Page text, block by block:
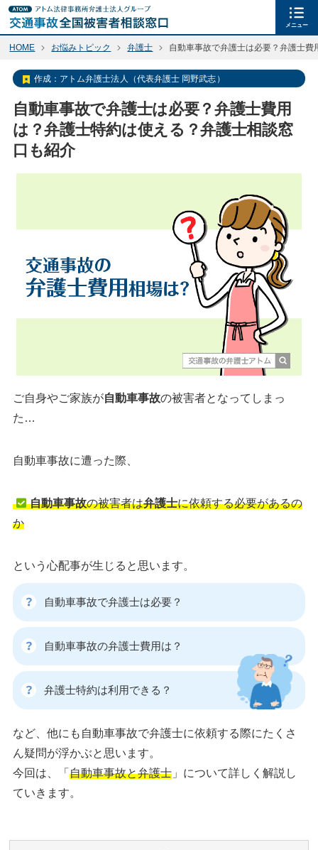
メニュー
HOME お悩みトピック 弁護士 自動車事故で弁護士は必要？弁護士
作成：アトム弁護士法人（代表弁護士 岡野武志）
自動車事故で弁護士は必要？弁護士費用
は？弁護士特約は使える？弁護士相談窓
口も紹介
ご自身やご家族が自動車事故の被害者となってしまっ
た…
自動車事故に遭った際、
自動車事故の被害者は弁護士に依頼する必要があるの
か
という心配事が生じると思います。
自動車事故で弁護士は必要？
自動車事故の弁護士費用は？
弁護士特約は利用できる？
など、他にも自動車事故で弁護士に依頼する際にたくさ
ん疑問が浮かぶと思います。
今回は、「 自動車事故と弁護士」について詳しく解説し
ていきます。